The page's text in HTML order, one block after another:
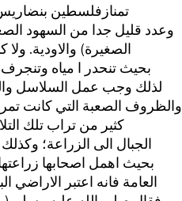
تمنازفلسطين بنضاريس
وعدد قليل جدا من السهود
الصغيرة) والاودية.
بحيث تنحدر ا مياه
لذلك وجب عمل السلاسل
والظروف الصعبة التي كانت تمر
كثير من تراب تلك
الجبال الى الزراعة؛
بحيث اهمل اصحابها
العامة فانه اعتبر الاراضي